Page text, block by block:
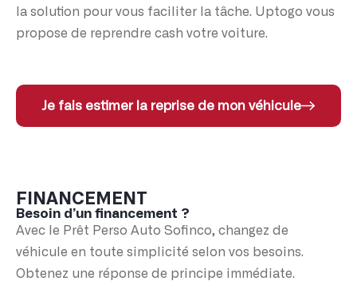
la solution pour vous faciliter la tâche. Uptogo vous
propose de reprendre cash votre voiture.
Je fais estimer la reprise de mon véhicule
FINANCEMENT
Besoin d’un financement ?
Avec le Prêt Perso Auto Sofinco, changez de
véhicule en toute simplicité selon vos besoins.
Obtenez une réponse de principe immédiate.